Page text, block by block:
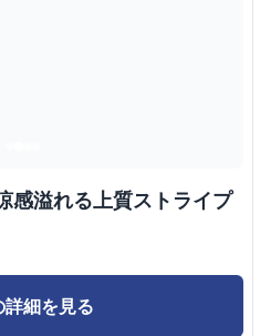
感溢れる上質ストライプ
詳細を見る